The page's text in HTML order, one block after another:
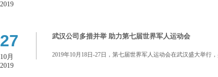
2019
27
10月
2019
武汉公司多措并举 助力第七届世界军人运动会
2019年10月18日-27日，第七届世界军人运动会在武汉盛大举行